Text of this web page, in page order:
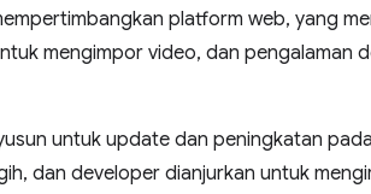
platform web, yang
mengimpor video, dan pengalaman
untuk update dan peningkatan
dan developer dianjurkan untuk